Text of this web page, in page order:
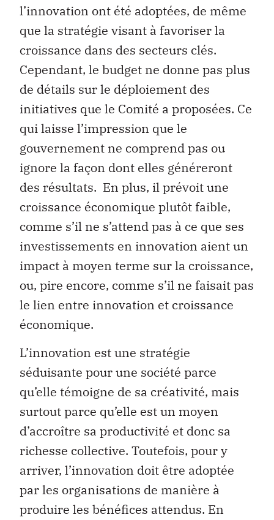
l’innovation ont été adoptées, de même
que la stratégie visant à favoriser la
croissance dans des secteurs clés.
Cependant, le budget ne donne pas plus
de détails sur le déploiement des
initiatives que le Comité a proposées. Ce
qui laisse l’impression que le
gouvernement ne comprend pas ou
ignore la façon dont elles généreront
des résultats. En plus, il prévoit une
croissance économique plutôt faible,
comme s’il ne s’attend pas à ce que ses
investissements en innovation aient un
impact à moyen terme sur la croissance,
ou, pire encore, comme s’il ne faisait pas
le lien entre innovation et croissance
économique.
L’innovation est une stratégie
séduisante pour une société parce
qu’elle témoigne de sa créativité, mais
surtout parce qu’elle est un moyen
d’accroître sa productivité et donc sa
richesse collective. Toutefois, pour y
arriver, l’innovation doit être adoptée
par les organisations de manière à
produire les bénéfices attendus. En